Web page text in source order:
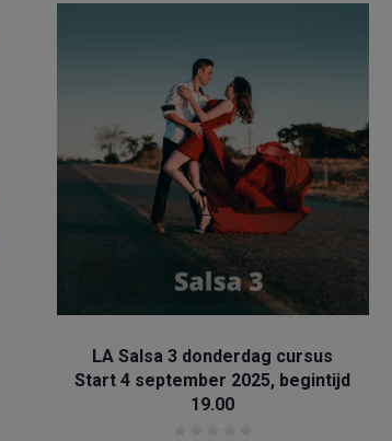
LA Salsa 3 donderdag cursus
Start 4 september 2025, begintijd
19.00